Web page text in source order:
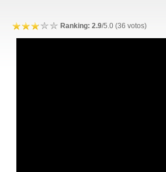
Ranking: 2.9/5.0 (36 votos)